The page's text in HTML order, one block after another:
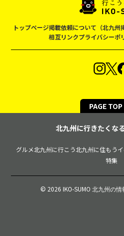
トップページ掲載依頼について（北九州
相互リンクプライバシーポ
PAGE TOP
北九州に行きたくな
グルメ北九州に行こう北九州に住もう
特集
© 2026 IKO-SUMO 北九州の情